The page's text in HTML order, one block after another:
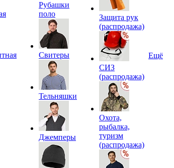
Рубашки
поло
Свитеры
Тельняшки
Джемперы
Защита рук
(распродажа)
СИЗ
(распродажа)
Охота,
рыбалка,
туризм
(распродажа)
Ещё